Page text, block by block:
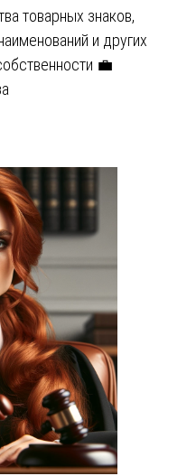
товарных знаков,
и других
💼